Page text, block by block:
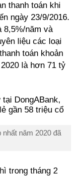
thanh toán khi
ngày 23/9/2016.
8,5%/năm và
liệu các loại
toán khoản
là hơn 71 tỷ
năm 2020 đã
trong tháng 2